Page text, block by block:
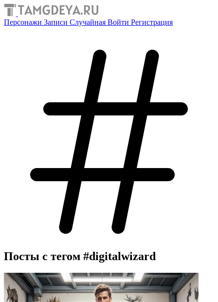
Персонажи Записи Случайная Войти Регистрация
Посты с тегом #digitalwizard